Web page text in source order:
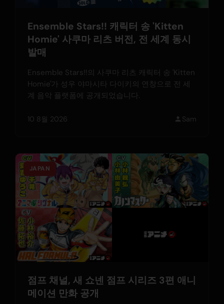
Ensemble Stars!! 캐릭터 송 'Kitten
Homie' 사쿠마 리츠 버전, 전 세계 동시
발매
Ensemble Stars!!의 사쿠마 리츠 캐릭터 송 'Kitten
Homie'가 성우 야마시타 다이키의 연창으로 전 세
계 음악 플랫폼에 공개되었습니다.
10 8월 2026 Sam
JAPAN
점프 채널, 새 쇼넨 점프 시리즈 3편 애니
메이션 만화 공개